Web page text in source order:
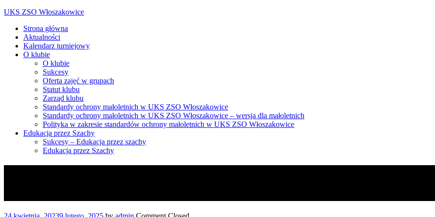
Skip
content
UKS ZSO Włoszakowice
Strona główna
Aktualności
Kalendarz turniejowy
O klubie
O klubie
Sukcesy
Oferta zajęć w grupach
Statut klubu
Zarząd klubu
Standardy ochrony małoletnich w UKS ZSO Włoszakowice
Standardy ochrony małoletnich w UKS ZSO Włoszakowice – wersja dla małoletnich
Polityka w zakresie standardów ochrony małoletnich w UKS ZSO Włoszakowice
Edukacja przez Szachy
Sukcesy – Edukacja przez szachy
Edukacja przez Szachy